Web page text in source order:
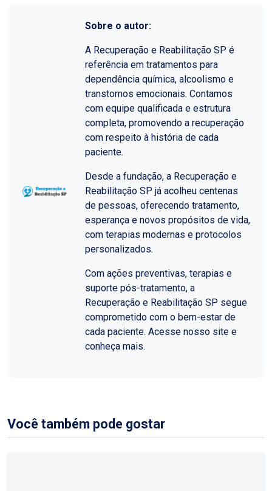
Sobre o autor:
A Recuperação e Reabilitação SP é
referência em tratamentos para
dependência química, alcoolismo e
transtornos emocionais. Contamos
com equipe qualificada e estrutura
completa, promovendo a recuperação
com respeito à história de cada
paciente.
Desde a fundação, a Recuperação e
Reabilitação SP já acolheu centenas
de pessoas, oferecendo tratamento,
esperança e novos propósitos de vida,
com terapias modernas e protocolos
personalizados.
Com ações preventivas, terapias e
suporte pós-tratamento, a
Recuperação e Reabilitação SP segue
comprometido com o bem-estar de
cada paciente. Acesse nosso site e
conheça mais.
Você também pode gostar